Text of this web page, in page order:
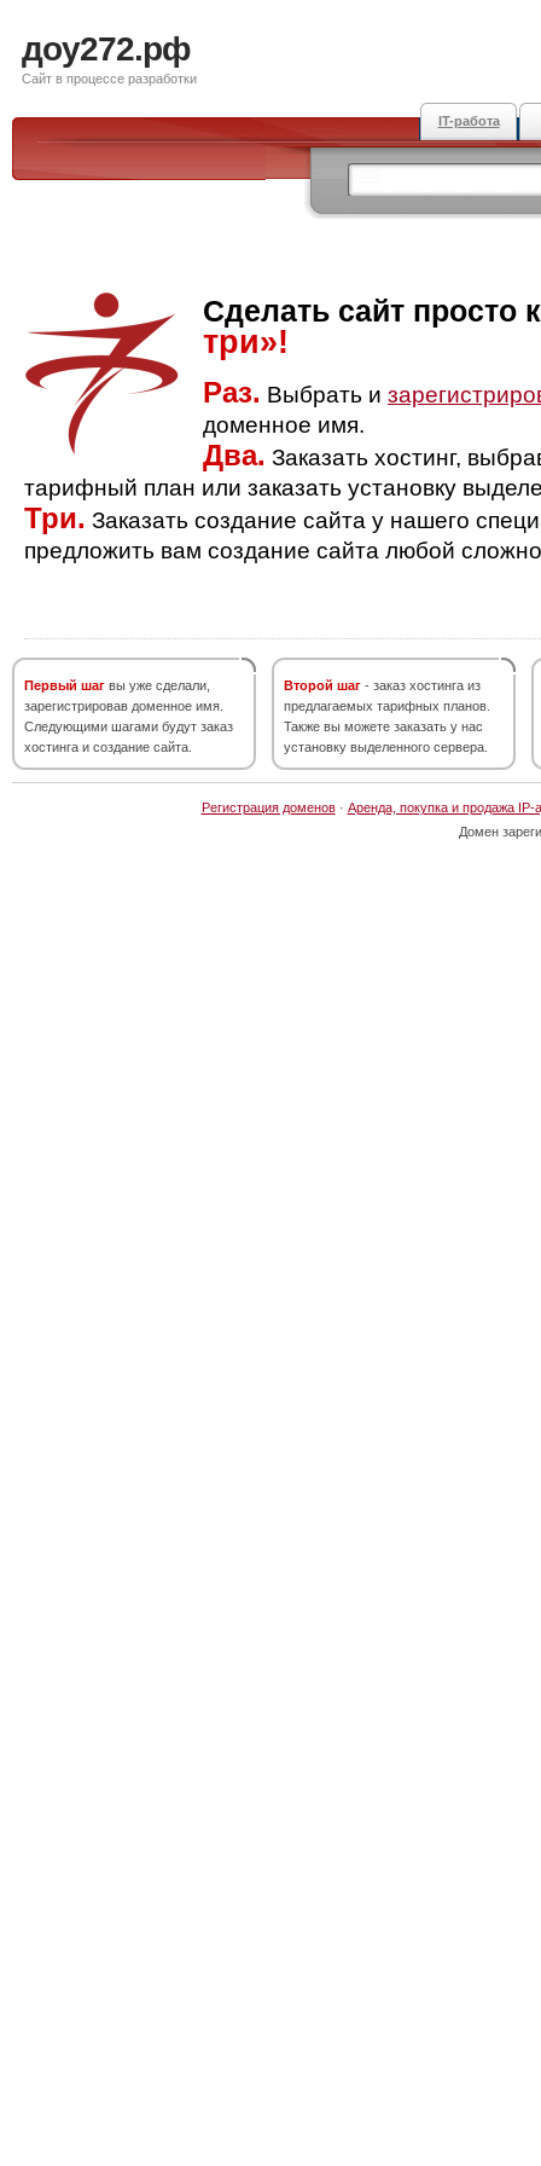
доу272.рф
Сайт в процессе разработки
IT-работа
Сделать сайт просто
три»!
Раз. Выбрать и
доменное имя.
Два. Заказать хостинг,
тарифный план или заказать установку
Три. Заказать создание сайта у нашего
предложить вам создание сайта любой
Первый шаг вы уже сделали,
зарегистрировав доменное имя.
Следующими шагами будут заказ
хостинга и создание сайта.
Второй шаг - заказ хостинга из
предлагаемых тарифных планов.
Также вы можете заказать у нас
установку выделенного сервера.
Регистрация доменов· Аренда, покупка и продажа IP-
Домен